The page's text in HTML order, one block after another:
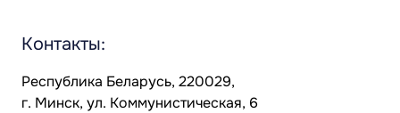
Контакты:
Республика Беларусь, 220029,
г. Минск, ул. Коммунистическая, 6